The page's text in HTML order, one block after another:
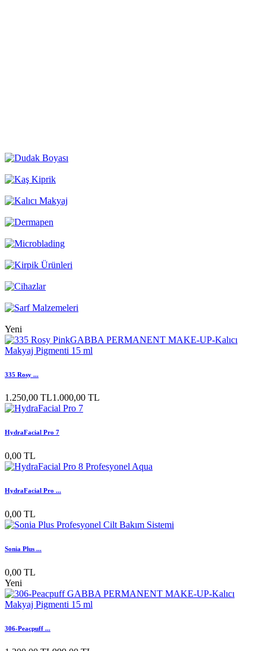
Yeni
335 Rosy ...
1.250,00 TL1.000,00 TL
HydraFacial Pro 7
0,00 TL
HydraFacial Pro ...
0,00 TL
Sonia Plus ...
0,00 TL
Yeni
306-Peacpuff ...